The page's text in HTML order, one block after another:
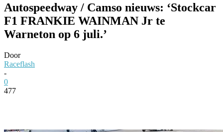
Autospeedway / Camso nieuws: ‘Stockcar
F1 FRANKIE WAINMAN Jr te
Warneton op 6 juli.’
Door
Raceflash
-
0
477